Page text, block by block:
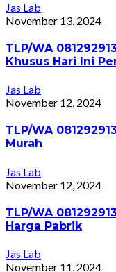
Jas Lab
November 13, 2024
TLP/WA
Khusus Hari Ini
Jas Lab
November 12, 2024
TLP/WA
Murah
Jas Lab
November 12, 2024
TLP/WA
Harga Pabrik
Jas Lab
November 11, 2024